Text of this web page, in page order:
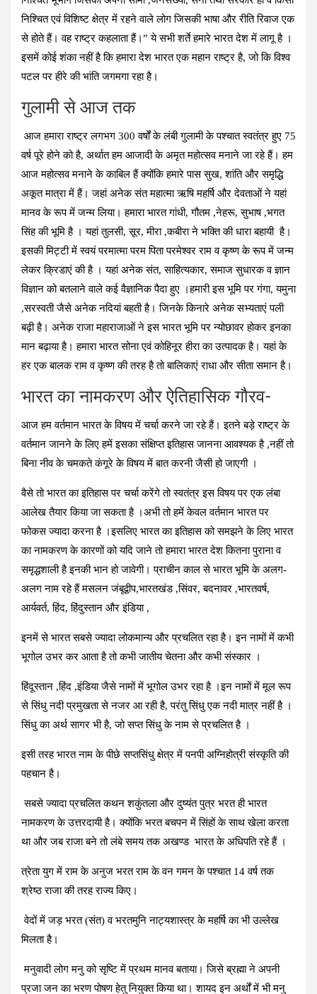
निश्चित एवं विशिष्ट क्षेत्र में रहने वाले लोग जिसकी भाषा और रीति रिवाज एक
से होते हैं। वह राष्ट्र कहलाता हैं।” ये सभी शर्ते हमारे भारत देश में लागू है ।
इसमें कोई शंका नहीं है कि हमारा देश भारत एक महान राष्ट्र है, जो कि विश्व
पटल पर हीरे की भांति जगमगा रहा है।
गुलामी से आज तक
आज हमारा राष्ट्र लगभग 300 वर्षों के लंबी गुलामी के पश्चात स्वतंत्र हुए 75
वर्ष पूरे होने को है, अर्थात हम आजादी के अमृत महोत्सव मनाने जा रहे हैं। हम
आज महोत्सव मनाने के काबिल हैं क्योंकि हमारे पास सुख, शांति और समृद्धि
अकूत मात्रा में हैं। जहां अनेक संत महात्मा ऋषि महर्षि और देवताओं ने यहां
मानव के रूप में जन्म लिया। हमारा भारत गांधी, गौतम ,नेहरू, सुभाष ,भगत
सिंह की भूमि है । यहां तुलसी, सूर, मीरा ,कबीरा ने भक्ति की धारा बहायी है।
इसकी मिट्टी में स्वयं परमात्मा परम पिता परमेश्वर राम व कृष्ण के रूप में जन्म
लेकर क्रिडाएं की है । यहां अनेक संत, साहित्यकार, समाज सुधारक व ज्ञान
विज्ञान को बतलाने वाले कई वैज्ञानिक पैदा हुए ।हमारी इस भूमि पर गंगा, यमुना
,सरस्वती जैसे अनेक नदियां बहती है। जिनके किनारे अनेक सभ्यताएं पली
बढ़ी है। अनेक राजा महाराजाओं ने इस भारत भूमि पर न्योछावर होकर इनका
मान बढ़ाया है। हमारा भारत सोना एवं कोहिनूर हीरा का उत्पादक है। यहां के
हर एक बालक राम व कृष्ण की तरह है तो बालिकाएं राधा और सीता समान है।
भारत का नामकरण और ऐतिहासिक गौरव-
आज हम वर्तमान भारत के विषय में चर्चा करने जा रहे हैं। इतने बड़े राष्ट्र के
वर्तमान जानने के लिए हमें इसका संक्षिप्त इतिहास जानना आवश्यक है ,नहीं तो
बिना नीव के चमकते कंगूरे के विषय में बात करनी जैसी हो जाएगी ।
वैसे तो भारत का इतिहास पर चर्चा करेंगे तो स्वतंत्र इस विषय पर एक लंबा
आलेख तैयार किया जा सकता है ।अभी तो हमें केवल वर्तमान भारत पर
फोकस ज्यादा करना है ।इसलिए भारत का इतिहास को समझने के लिए भारत
का नामकरण के कारणों को यदि जाने तो हमारा भारत देश कितना पुराना व
समृद्धशाली है इनकी भान हो जावेगी। प्राचीन काल से भारत भूमि के अलग-
अलग नाम रहे हैं मसलन जंबूद्वीप,भारतखंड ,सिंवर, बदनावर ,भारतवर्ष,
आर्यवर्त, हिंद, हिंदुस्तान और इंडिया ,
इनमें से भारत सबसे ज्यादा लोकमान्य और प्रचलित रहा है। इन नामों में कभी
भूगोल उभर कर आता है तो कभी जातीय चेतना और कभी संस्कार ।
हिंदूस्तान ,हिंद ,इंडिया जैसे नामों में भूगोल उभर रहा है ।इन नामों में मूल रूप
से सिंधु नदी प्रमुखता से नजर आ रही है, परंतु सिंधु एक नदी मात्र नहीं है ।
सिंधु का अर्थ सागर भी है, जो सप्त सिंधु के नाम से प्रचलित है ।
इसी तरह भारत नाम के पीछे सप्तसिंधु क्षेत्र में पनपी अग्निहोत्री संस्कृति की
पहचान है।
सबसे ज्यादा प्रचलित कथन शकुंतला और दुष्यंत पुत्र भरत ही भारत
नामकरण के उत्तरदायी है। क्योंकि भरत बचपन में सिंहों के साथ खेला करता
था और जब राजा बने तो लंबे समय तक अखण्ड भारत के अधिपति रहे हैं ।
त्रेता युग में राम के अनुज भरत राम के वन गमन के पश्चात 14 वर्ष तक
श्रेष्ठ राजा की तरह राज्य किए।
वेदों में जड़ भरत (संत) व भरतमुनि नाट्यशास्त्र के महर्षि का भी उल्लेख
मिलता है।
मनुवादी लोग मनु को सृष्टि में प्रथम मानव बताया। जिसे ब्रह्मा ने अपनी
प्रजा जन का भरण पोषण हेतु नियुक्त किया था। शायद इन अर्थों में भी मनु